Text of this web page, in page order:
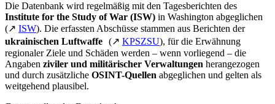
Die Datenbank wird regelmäßig mit den Tagesberichten des
Institute for the Study of War (ISW) in Washington abgeglichen
(↗ ISW). Die erfassten Abschüsse stammen aus Berichten der
ukrainischen Luftwaffe (↗ KPSZSU), für die Erwähnung
regionaler Ziele und Schäden werden – wenn vorliegend – die
Angaben ziviler und militärischer Verwaltungen herangezogen
und durch zusätzliche OSINT-Quellen abgeglichen und gelten als
weitgehend plausibel.